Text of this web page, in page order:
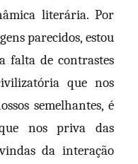
literária. Por
parecidos, estou
falta de contrastes
que nos
semelhantes, é
nos priva das
da interação